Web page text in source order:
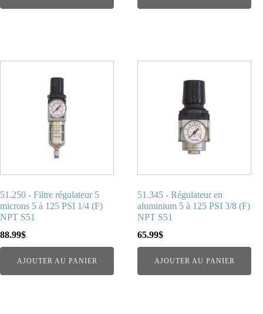
51.250 - Filtre régulateur 5
microns 5 à 125 PSI 1/4 (F)
NPT S51
88.99$
AJOUTER AU PANIER
51.345 - Régulateur en
aluminium 5 à 125 PSI 3/8 (F)
NPT S51
65.99$
AJOUTER AU PANIER